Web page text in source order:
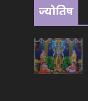
ज्योतिष